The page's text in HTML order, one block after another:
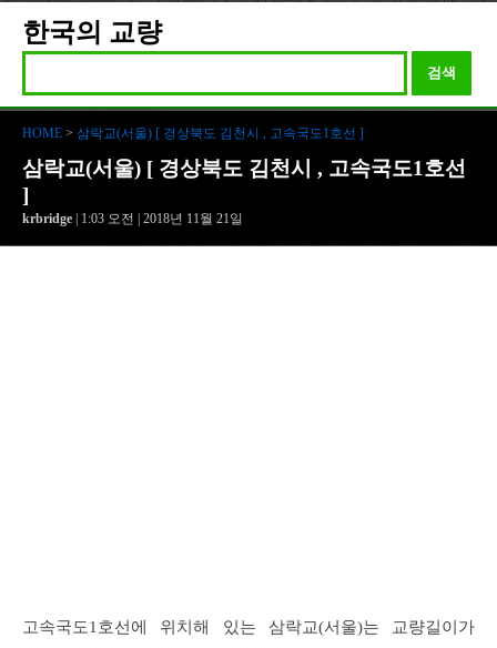
한국의 교량
검색
HOME > 삼락교(서울) [ 경상북도 김천시 , 고속국도1호선 ]
삼락교(서울) [ 경상북도 김천시 , 고속국도1호선
]
krbridge | 1:03 오전 | 2018년 11월 21일
고속국도1호선에 위치해 있는 삼락교(서울)는 교량길이가